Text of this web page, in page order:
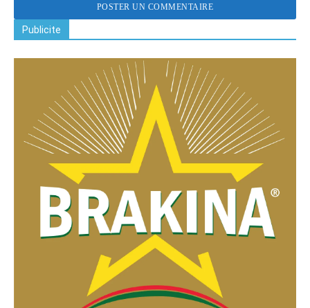
Publicite